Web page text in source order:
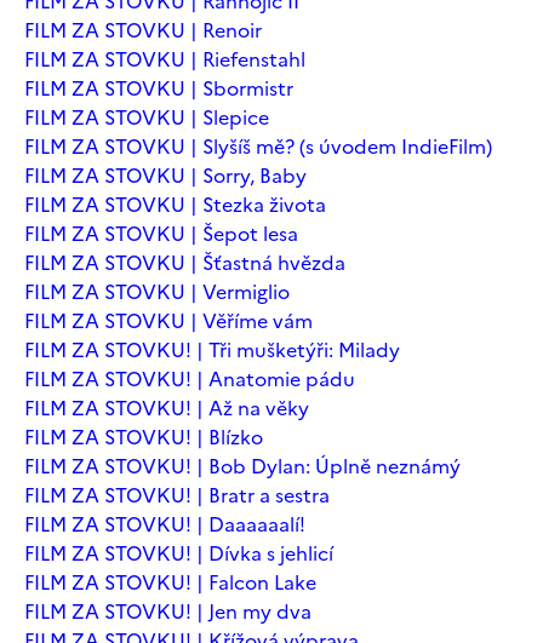
FILM ZA STOVKU | Renoir
FILM ZA STOVKU | Riefenstahl
FILM ZA STOVKU | Sbormistr
FILM ZA STOVKU | Slepice
FILM ZA STOVKU | Slyšíš mě? (s úvodem IndieFilm)
FILM ZA STOVKU | Sorry, Baby
FILM ZA STOVKU | Stezka života
FILM ZA STOVKU | Šepot lesa
FILM ZA STOVKU | Šťastná hvězda
FILM ZA STOVKU | Vermiglio
FILM ZA STOVKU | Věříme vám
FILM ZA STOVKU! | Tři mušketýři: Milady
FILM ZA STOVKU! | Anatomie pádu
FILM ZA STOVKU! | Až na věky
FILM ZA STOVKU! | Blízko
FILM ZA STOVKU! | Bob Dylan: Úplně neznámý
FILM ZA STOVKU! | Bratr a sestra
FILM ZA STOVKU! | Daaaaaalí!
FILM ZA STOVKU! | Dívka s jehlicí
FILM ZA STOVKU! | Falcon Lake
FILM ZA STOVKU! | Jen my dva